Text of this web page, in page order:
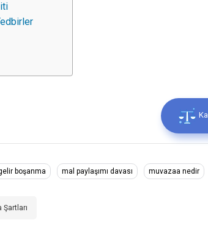
boşanma mal paylaşımı davası muvazaa nedir
Şartları